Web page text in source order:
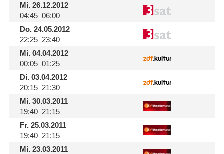
Mi.26.12.2012
04:45–06:00
Do.24.05.2012
22:25–23:40
Mi.04.04.2012
00:05–01:25
Di.03.04.2012
20:15–21:30
Mi.30.03.2011
19:40–21:15
Fr.25.03.2011
19:40–21:15
Mi.23.03.2011